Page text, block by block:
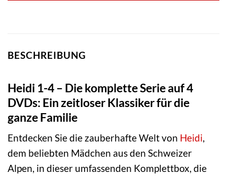
BESCHREIBUNG
Heidi 1-4 – Die komplette Serie auf 4
DVDs: Ein zeitloser Klassiker für die
ganze Familie
Entdecken Sie die zauberhafte Welt von Heidi,
dem beliebten Mädchen aus den Schweizer
Alpen, in dieser umfassenden Komplettbox, die